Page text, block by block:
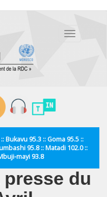
Toggle
Bukavu 95.3 :: Goma 95.5 ::
95.8 :: Matadi 102.0 ::
mayi 93.8
du